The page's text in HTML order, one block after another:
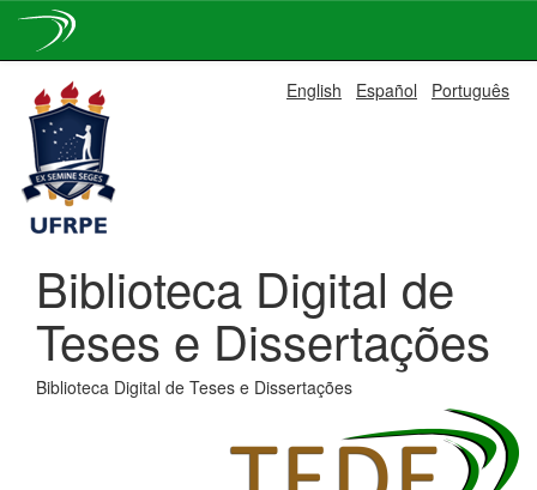
navigation
English Español Português
Biblioteca Digital de
Teses e Dissertações
Biblioteca Digital de Teses e Dissertações